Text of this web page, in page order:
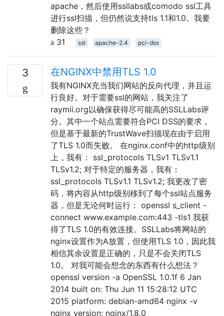
apache，然后使用ssllabs或comodo ssl工具
进行ssl扫描，但仍然说支持tls 1.1和1.0。我要
删除这些？
31
ssl apache-2.4 pci-dss
3 在NGINX中禁用TLS 1.0
我有NGINX充当我们网站的反向代理，并且运
行良好。对于需要ssl的网站，我关注了
raymii.org以确保获得尽可能高的SSLLabs评
分。其中一个站点需要符合PCI DSS的要求，
但是基于最新的TrustWave扫描现在由于启用
了TLS 1.0而失败。 在nginx.conf中的http级别
上，我有： ssl_protocols TLSv1 TLSv1.1
TLSv1.2; 对于特定的服务器，我有：
ssl_protocols TLSv1.1 TLSv1.2; 我更改了密
码，将内容从http级别移到了每个ssl站点服务
器，但是无论何时运行： openssl s_client -
connect www.example.com:443 -tls1 我获
得了TLS 1.0的有效连接。SSLLabs将网站的
nginx设置作为A放置，但使用TLS 1.0，因此我
相信其余设置是正确的，只是不会关闭TLS
1.0。 对我可能会想念的东西有什么想法？
openssl version -a OpenSSL 1.0.1f 6 Jan
2014 built on: Thu Jun 11 15:28:12 UTC
2015 platform: debian-amd64 nginx -v
nginx version: nginx/1.8.0